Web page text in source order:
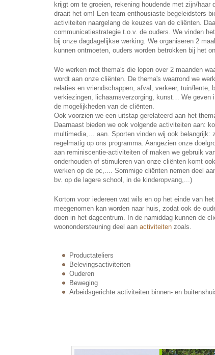
krijgt om te groeien, rekening houdende met zijn/
draait het om! Een team enthousiaste begeleidsters
activiteiten naargelang de keuzes van de cliënten.
communicatiestrategie t.o.v. de ouders. We vinden
bij onze dagdagelijkse werking. We organiseren 2
kunnen ontmoeten, ouders worden betrokken bij het
We werken met thema's die lopen over 2 maanden
wordt aan onze cliënten. De thema's waarrond we
relaties en vriendschappen, afval, verkeer, tuin/lente,
verkiezingen, lichaamsverzorging, kunst… We geven
de mogelijkheden van de cliënten.
Ook voorzien we een uitstap gerelateerd aan het
Daarnaast bieden we ook volgende activiteiten aan:
multimedia,… aan. Sporten vinden wij ook belangrijk:
regelmatig op ons programma. Aangezien onze
aan reminiscentie-activiteiten of maken we gebruik
onderhouden of stimuleren van onze cliënten komt
werken op de pc,.... Sommige cliënten nemen deel
bv. op de lagere school, in de kinderopvang,...)
Kortom voor iedereen wat wils en op het einde van
meegenomen kan worden naar huis, zodat ook de
doen in het dagcentrum. In de namiddag kunnen de
woonondersteuning deel aan activiteiten zoals.
Productateliers
Belevingsactiviteiten
Ouderen
Beweging
Arbeidsgerichte activiteiten binnen- en